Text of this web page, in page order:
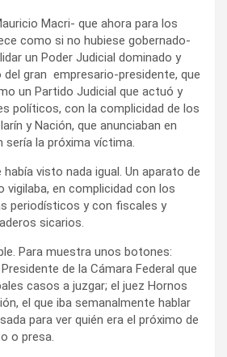
Macri- que ahora para los
como si no hubiese gobernado-
un Poder Judicial dominado y
gran empresario-presidente, que
un Partido Judicial que actuó y
políticos, con la complicidad de los
y Nación, que anunciaban en
sería la próxima víctima.
visto nada igual. Un aparato de
vigilaba, en complicidad con los
periodísticos y con fiscales y
sicarios.
Para muestra unos botones:
de la Cámara Federal que
casos a juzgar; el juez Hornos
el que iba semanalmente hablar
para ver quién era el próximo de
o presa.